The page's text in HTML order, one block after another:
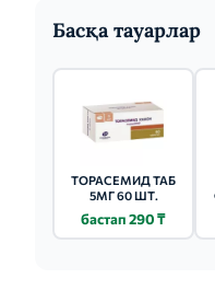
Басқа тауарлар
ТОРАСЕМИД ТАБ
5МГ 60 ШТ.
бастап 290 ₸